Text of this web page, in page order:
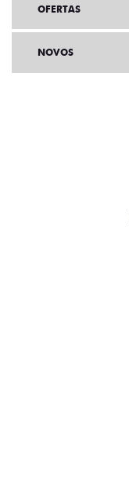
OFERTAS
NOVOS